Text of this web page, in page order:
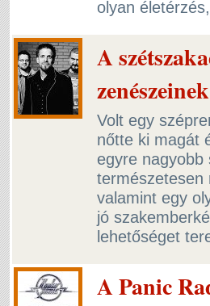
olyan
A
Volt egy
nőtte ki magát
egyre nagyobb
természetesen
valamint egy
jó
lehetőséget
A Panic